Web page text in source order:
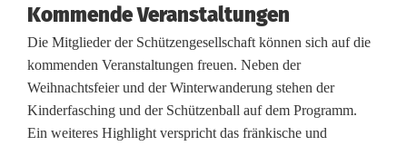
t
z
e
n
Kommende Veranstaltungen
Die Mitglieder der Schützengesellschaft können sich auf die
kommenden Veranstaltungen freuen. Neben der
Weihnachtsfeier und der Winterwanderung stehen der
Kinderfasching und der Schützenball auf dem Programm.
Ein weiteres Highlight verspricht das fränkische und